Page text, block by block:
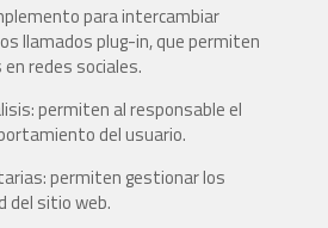
para intercambiar
llamados plug-in, que permiten
redes sociales.
permiten al responsable el
del usuario.
permiten gestionar los
del sitio web.